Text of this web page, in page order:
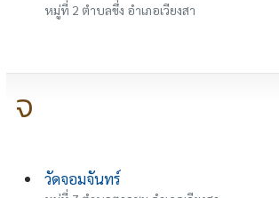
หมู่ที่ 2 ตำบลขึ่ง อำเภอเวียงสา
จ
วัดจอมจันทร์